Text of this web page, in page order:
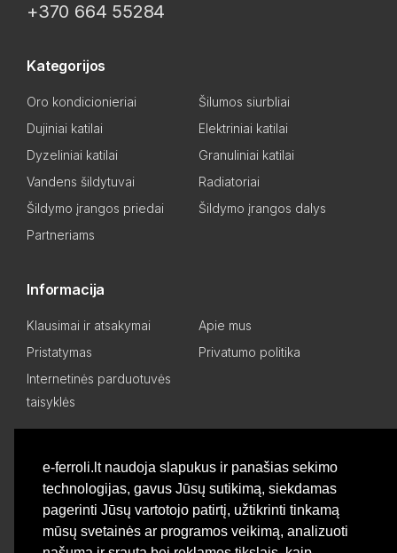
e-ferroli.lt naudoja slapukus ir panašias sekimo
technologijas, gavus Jūsų sutikimą, siekdamas
pagerinti Jūsų vartotojo patirtį, užtikrinti tinkamą
mūsų svetainės ar programos veikimą, analizuoti
+370 664 55284
Kategorijos
Oro kondicionieriai
Šilumos siurbliai
Dujiniai katilai
Elektriniai katilai
Dyzeliniai katilai
Granuliniai katilai
Vandens šildytuvai
Radiatoriai
Šildymo įrangos priedai
Šildymo įrangos dalys
Partneriams
Informacija
Klausimai ir atsakymai
Apie mus
Pristatymas
Privatumo politika
Internetinės parduotuvės
taisyklės
Asmeninis kabinetas
Pageidavimų sąrašas
Palyginti produktus
Basket